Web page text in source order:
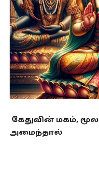
கேதுவின் மகம்,
அமைந்தால்